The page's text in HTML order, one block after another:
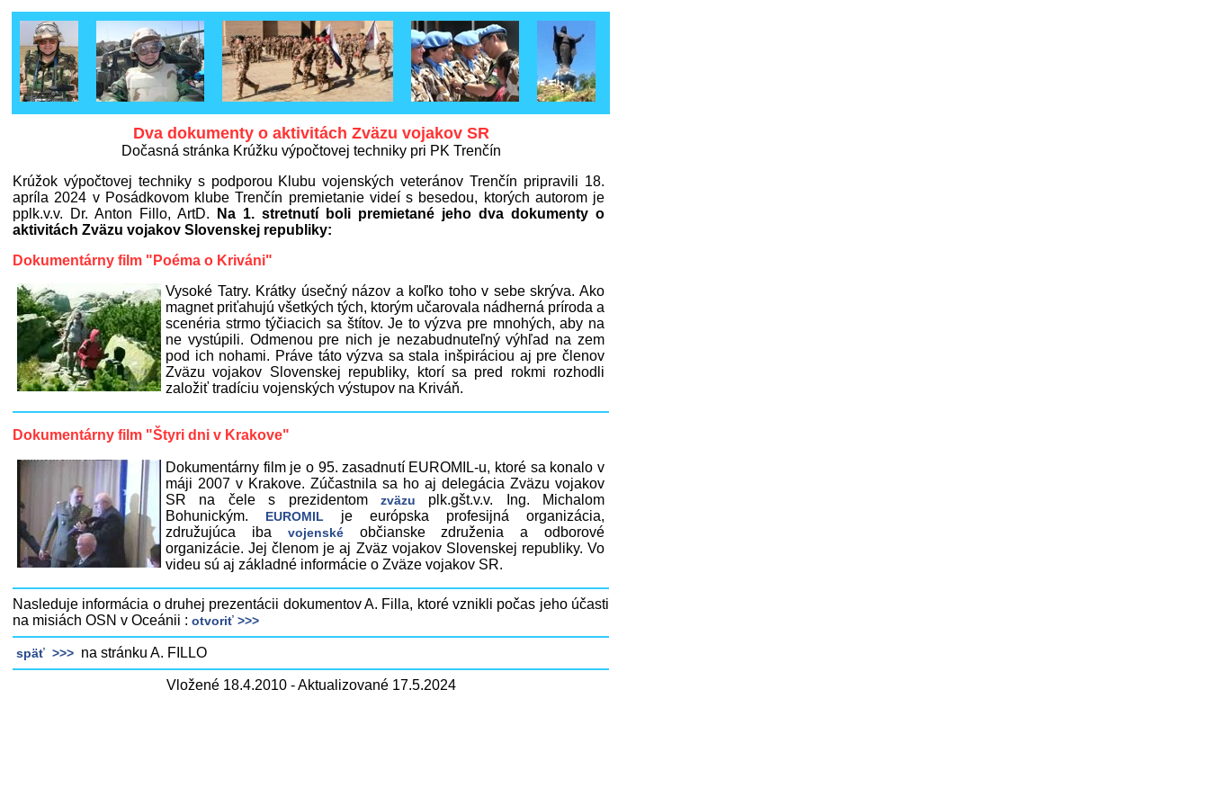
Dva dokumenty o aktivitách Zväzu vojakov SR
Dočasná stránka Krúžku výpočtovej techniky pri PK Trenčín
Krúžok výpočtovej techniky s podporou Klubu vojenských veteránov Trenčín pripravili 18.
apríla 2024 v Posádkovom klube Trenčín premietanie videí s besedou, ktorých autorom je
pplk.v.v. Dr. Anton Fillo, ArtD.
Na 1. stretnutí boli premietané jeho dva dokumenty o
aktivitách Zväzu vojakov Slovenskej republiky:
Dokumentárny film "Poéma o Kriváni"
Vysoké Tatry. Krátky úsečný názov a koľko toho v sebe skrýva. Ako
magnet priťahujú všetkých tých, ktorým učarovala nádherná príroda a
scenéria strmo týčiacich sa štítov. Je to výzva pre mnohých, aby na
ne vystúpili. Odmenou pre nich je nezabudnuteľný výhľad na zem
pod ich nohami. Práve táto výzva sa stala inšpiráciou aj pre členov
Zväzu vojakov Slovenskej republiky, ktorí sa pred rokmi rozhodli
založiť tradíciu vojenských výstupov na Kriváň.
Dokumentárny film "Štyri dni v Krakove"
Dokumentárny film je o 95. zasadnutí EUROMIL-u, ktoré sa konalo v
máji 2007 v Krakove. Zúčastnila sa ho aj delegácia Zväzu vojakov
SR na čele s prezidentom zväzu plk.gšt.v.v. Ing. Michalom
Bohunickým. EUROMIL je európska profesijná organizácia,
združujúca iba vojenskéobčianske združenia a odborové
organizácie. Jej členom je aj Zväz vojakov Slovenskej republiky. Vo
videu sú aj základné informácie o Zväze vojakov SR.
Nasleduje informácia o druhej prezentácii dokumentov A. Filla, ktoré vznikli počas jeho účasti
na misiách OSN v Oceánii : otvoriť >>>
späť >>> na stránku A. FILLO
Vložené 18.4.2010 - Aktualizované 17.5.2024